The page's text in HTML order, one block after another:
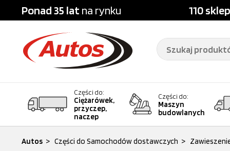
Ponad 35 lat na rynku 110
Części do:
Ciężarówek,
przyczep,
naczep
Części do:
Maszyn
budowlanych
Autos > Części do Samochodów dostawczych >